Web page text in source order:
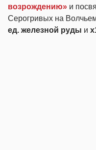
возрождению» и
Серогривых на
ед. железной руды и